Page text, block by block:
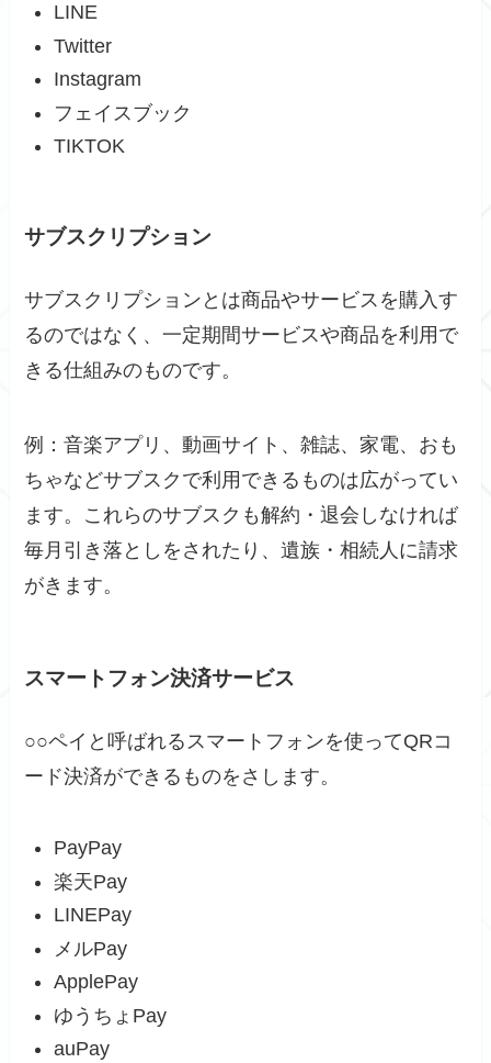
LINE
Twitter
Instagram
フェイスブック
TIKTOK
サブスクリプション
サブスクリプションとは商品やサービスを購入す
るのではなく、一定期間サービスや商品を利用で
きる仕組みのものです。
例：音楽アプリ、動画サイト、雑誌、家電、おも
ちゃなどサブスクで利用できるものは広がってい
ます。これらのサブスクも解約・退会しなければ
毎月引き落としをされたり、遺族・相続人に請求
がきます。
スマートフォン決済サービス
○○ペイと呼ばれるスマートフォンを使ってQRコ
ード決済ができるものをさします。
PayPay
楽天Pay
LINEPay
メルPay
ApplePay
ゆうちょPay
auPay